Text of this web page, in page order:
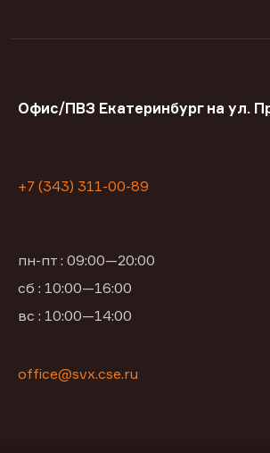
Офис/ПВЗ Екатеринбург на ул.
+7 (343) 311-00-89
пн-пт : 09:00—20:00
сб : 10:00—16:00
вс : 10:00—14:00
office@svx.cse.ru